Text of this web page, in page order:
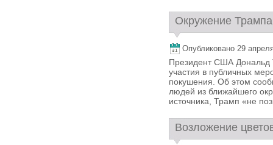
Окружение
Опубликовано 29
Президент США Дональд
участия в публичных
покушения. Об этом
людей из ближайшего
источника, Трамп «не
Возложение